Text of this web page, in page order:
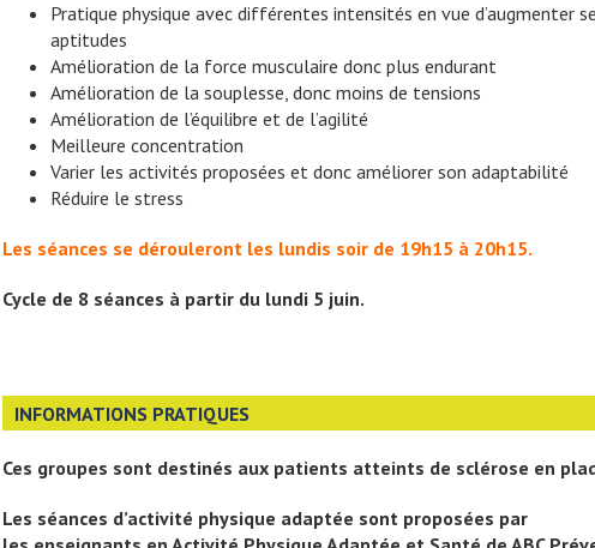
Pratique physique avec différentes intensités en vue d’augmenter
aptitudes
Amélioration de la force musculaire donc plus endurant
Amélioration de la souplesse, donc moins de tensions
Amélioration de l’équilibre et de l’agilité
Meilleure concentration
Varier les activités proposées et donc améliorer son adaptabilité
Réduire le stress
Les séances se dérouleront les lundis soir de 19h15 à 20h15.
Cycle de 8 séances à partir du lundi 5 juin.
INFORMATIONS PRATIQUES
Ces groupes sont destinés aux patients atteints de sclérose en
Les séances d’activité physique adaptée sont proposées par